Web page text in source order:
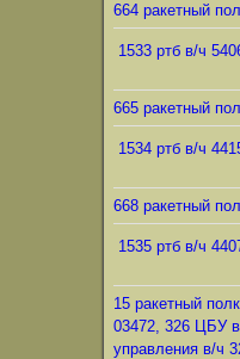
664 ракетный
1533 ртб в/ч
665 ракетный
1534 ртб в/ч
668 ракетный
1535 ртб в/ч
15 ракетный
03472, 326 ЦБУ
управления в/ч